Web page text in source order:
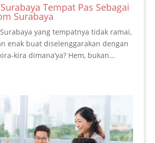
Tempat Pas Sebagai
Surabaya
yang tempatnya tidak ramai,
enak buat diselenggarakan dengan
kira dimana’ya? Hem, bukan...